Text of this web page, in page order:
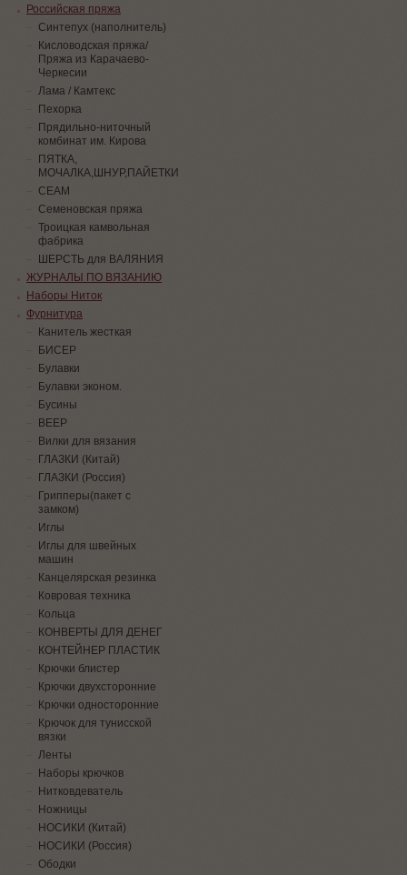
Российская пряжа
Синтепух (наполнитель)
Кисловодская пряжа/
Пряжа из Карачаево-
Черкесии
Лама / Камтекс
Пехорка
Прядильно-ниточный
комбинат им. Кирова
ПЯТКА,
МОЧАЛКА,ШНУР,ПАЙЕТКИ
СЕАМ
Семеновская пряжа
Троицкая камвольная
фабрика
ШЕРСТЬ для ВАЛЯНИЯ
ЖУРНАЛЫ ПО ВЯЗАНИЮ
Наборы Ниток
Фурнитура
Канитель жесткая
БИСЕР
Булавки
Булавки эконом.
Бусины
ВЕЕР
Вилки для вязания
ГЛАЗКИ (Китай)
ГЛАЗКИ (Россия)
Грипперы(пакет с
замком)
Иглы
Иглы для швейных
машин
Канцелярская резинка
Ковровая техника
Кольца
КОНВЕРТЫ ДЛЯ ДЕНЕГ
КОНТЕЙНЕР ПЛАСТИК
Крючки блистер
Крючки двухсторонние
Крючки односторонние
Крючок для тунисской
вязки
Ленты
Наборы крючков
Нитковдеватель
Ножницы
НОСИКИ (Китай)
НОСИКИ (Россия)
Ободки